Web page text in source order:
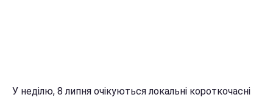
У неділю, 8 липня очікуються локальні короткочасні